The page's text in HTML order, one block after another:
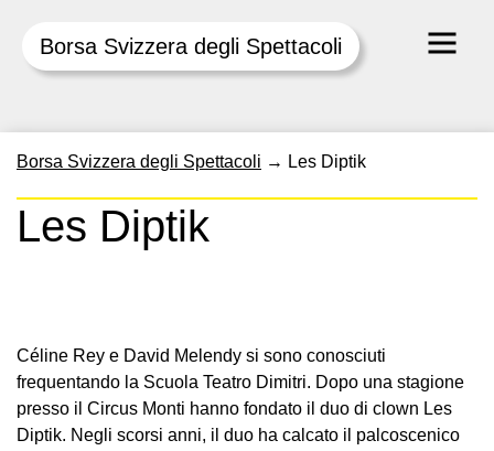
Borsa Svizzera degli Spettacoli
content
Borsa Svizzera degli Spettacoli → Les Diptik
Les Diptik
Céline Rey e David Melendy si sono conosciuti
frequentando la Scuola Teatro Dimitri. Dopo una stagione
presso il Circus Monti hanno fondato il duo di clown Les
Diptik. Negli scorsi anni, il duo ha calcato il palcoscenico